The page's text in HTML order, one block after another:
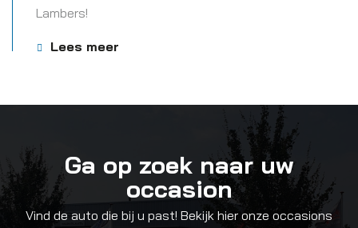
Lambers!
Lees meer
Ga op zoek naar uw
occasion
Vind de auto die bij u past! Bekijk hier onze occasions